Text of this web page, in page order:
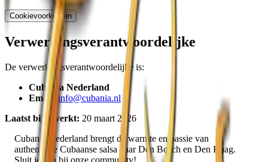
Cookievoorkeuren
Verwerkingsverantwoordelijke
De verwerkingsverantwoordelijke is:
Cubania Nederland
Email: info@cubania.nl
Laatst bijgewerkt: 20 maart 2026
Cubania Nederland brengt de warmte en passie van
authentieke Cubaanse salsa naar Den Bosch en Den Haag.
Sluit je aan bij onze community!